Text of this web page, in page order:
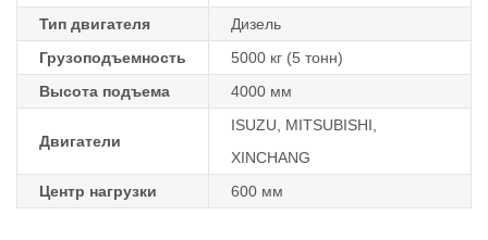
Тип двигателя
Дизель
Грузоподъемность
5000 кг (5 тонн)
Высота подъема
4000 мм
Двигатели
ISUZU, MITSUBISHI,
XINCHANG
Центр нагрузки
600 мм